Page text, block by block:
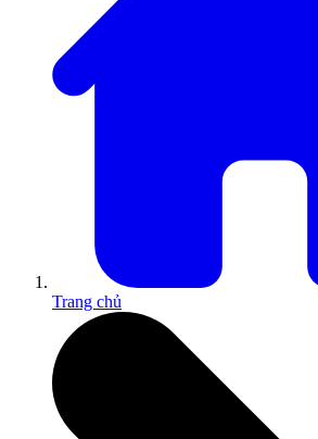
Trang chủ